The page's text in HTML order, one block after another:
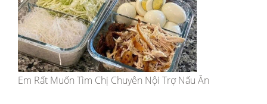
Em Rất Muốn Tìm Chị Chuyên Nội Trợ Nấu Ăn